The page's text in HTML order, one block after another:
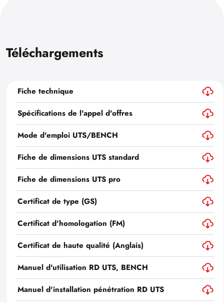
Téléchargements
Fiche technique
Spécifications de l'appel d'offres
Mode d'emploi UTS/BENCH
Fiche de dimensions UTS standard
Fiche de dimensions UTS pro
Certificat de type (GS)
Certificat d'homologation (FM)
Certificat de haute qualité (Anglais)
Manuel d'utilisation RD UTS, BENCH
Manuel d'installation pénétration RD UTS